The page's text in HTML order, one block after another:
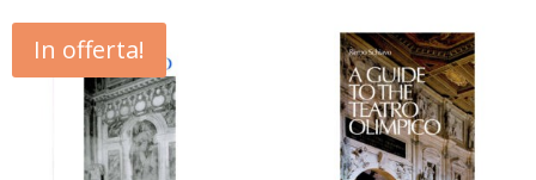
In offerta!